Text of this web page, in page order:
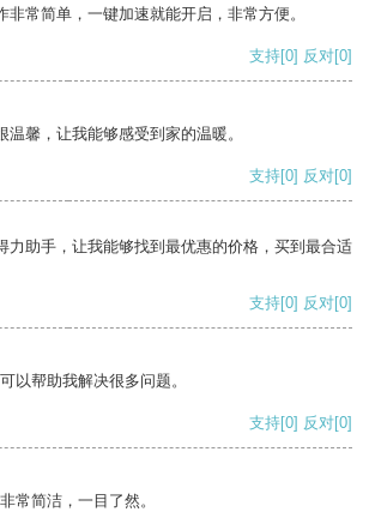
非常简单，一键加速就能开启，非常方便。
支持[0] 反对[0]
温馨，让我能够感受到家的温暖。
支持[0] 反对[0]
力助手，让我能够找到最优惠的价格，买到最合适
支持[0] 反对[0]
以帮助我解决很多问题。
支持[0] 反对[0]
常简洁，一目了然。